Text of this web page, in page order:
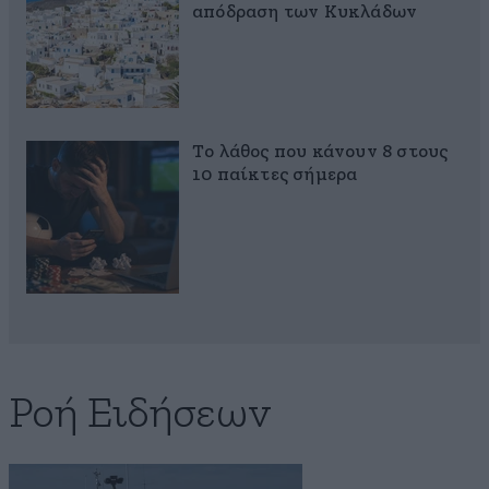
απόδραση των Κυκλάδων
Το λάθος που κάνουν 8 στους
10 παίκτες σήμερα
Ροή Ειδήσεων